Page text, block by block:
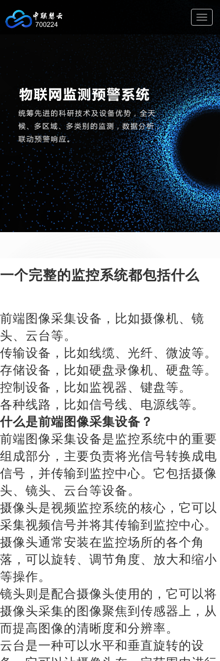
切
换
导
航
一个完整的监控系统都包括什么
前端图像采集设备，比如摄像机、镜
头、云台等。
传输设备，比如线缆、光纤、微波等。
存储设备，比如硬盘录像机、硬盘等。
控制设备，比如监视器、键盘等。
各种线路，比如信号线、电源线等。
什么是前端图像采集设备？
前端图像采集设备是监控系统中的重要
组成部分，主要负责将光信号转换成电
信号，并传输到监控中心。它包括摄像
头、镜头、云台等设备。
摄像头是视频监控系统的核心，它可以
采集视频信号并将其传输到监控中心。
摄像头通常安装在监控场所的各个角
落，可以旋转、调节角度、放大和缩小
等操作。
镜头则是配合摄像头使用的，它可以将
摄像头采集的图像聚焦到传感器上，从
而提高图像的清晰度和分辨率。
云台是一种可以水平和垂直旋转的设